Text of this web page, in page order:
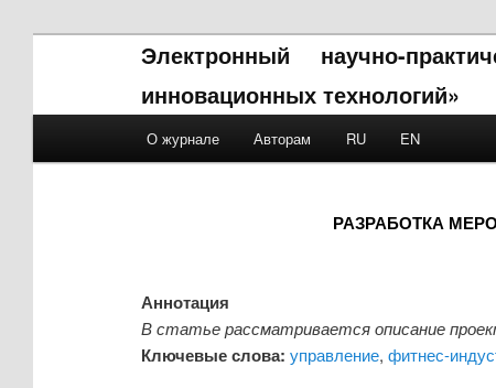
Электронный научно-
инновационных технологий»
Skip to primary content
Skip to secondary content
О журнале Авторам RU EN
РАЗРАБОТКА
Аннотация
В статье рассматривается описание
Ключевые слова: управление, фитнес-